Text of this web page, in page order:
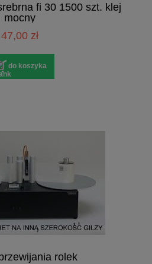
fi 30 1500 szt. klej
mocny
47,00 zł
do koszyka
rolek